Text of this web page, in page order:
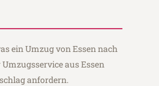
ein Umzug von Essen nach
aus Essen
anfordern.